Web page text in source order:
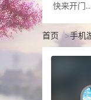
快来开门大招版
首页 >手机